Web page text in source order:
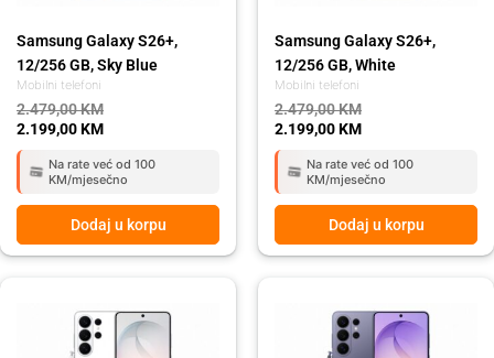
Mobilni telefoni
Samsung Galaxy S26+,
12/256 GB, Sky Blue
2.479,00KM
2.199,00KM
Na rate već od 100
KM/mjesečno
Dodaj u korpu
Mobilni telefoni
Samsung Galaxy S26+,
12/256 GB, White
2.479,00KM
2.199,00KM
Na rate već od 100
KM/mjesečno
Dodaj u korpu
3.299,00 KM.
2.849,00 KM.
3.299,00 KM.
2.849,00 KM.